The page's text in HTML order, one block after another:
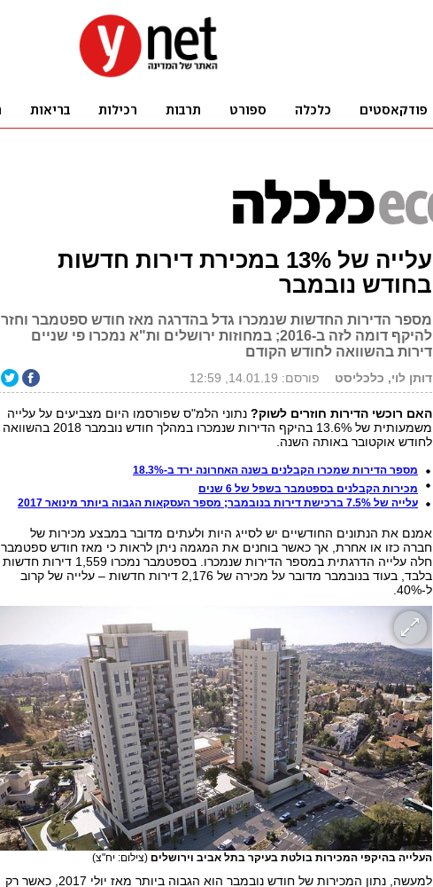
עלייה של 13% במכירת דירות חדשות
בחודש נובמבר
מספר הדירות החדשות שנמכרו גדל בהדרגה מאז חודש ספטמבר וחזר
להיקף דומה לזה ב-2016; במחוזות ירושלים ות"א נמכרו פי שניים
דירות בהשוואה לחודש הקודם
דותן לוי, כלכליסט פורסם: 14.01.19, 12:59
האם רוכשי הדירות חוזרים לשוק?נתוני הלמ"ס שפורסמו היום מצביעים על עלייה
משמעותית של 13.6% בהיקף הדירות שנמכרו במהלך חודש נובמבר 2018 בהשוואה
לחודש אוקטובר באותה השנה.
מספר הדירות שמכרו הקבלנים בשנה האחרונה ירד ב-18.3%
מכירות הקבלנים בספטמבר בשפל של 6 שנים
עלייה של 7.5% ברכישת דירות בנובמבר; מספר העסקאות הגבוה ביותר מינואר 2017
אמנם את הנתונים החודשיים יש לסייג היות ולעתים מדובר במבצע מכירות של
חברה כזו או אחרת, אך כאשר בוחנים את המגמה ניתן לראות כי מאז חודש ספטמבר
חלה עלייה הדרגתית במספר הדירות שנמכרו. בספטמבר נמכרו 1,559 דירות חדשות
בלבד, בעוד בנובמבר מדובר על מכירה של 2,176 דירות חדשות – עלייה של קרוב
ל-40%.
העלייה בהיקפי המכירות בולטת בעיקר בתל אביב וירושלים (צילום: יח"צ)
למעשה, נתון המכירות של חודש נובמבר הוא הגבוה ביותר מאז יולי 2017, כאשר רק